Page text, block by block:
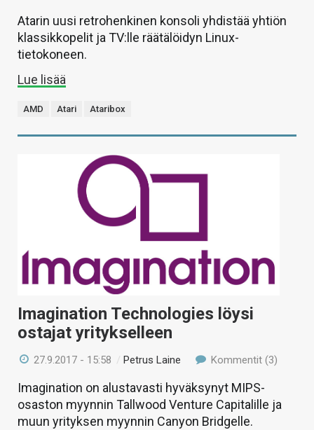
Atarin uusi retrohenkinen konsoli yhdistää yhtiön
klassikkopelit ja TV:lle räätälöidyn Linux-
tietokoneen.
Lue lisää
AMD Atari Ataribox
Imagination Technologies löysi
ostajat yritykselleen
27.9.2017 - 15:58 /Petrus Laine Kommentit (3)
Imagination on alustavasti hyväksynyt MIPS-
osaston myynnin Tallwood Venture Capitalille ja
muun yrityksen myynnin Canyon Bridgelle.